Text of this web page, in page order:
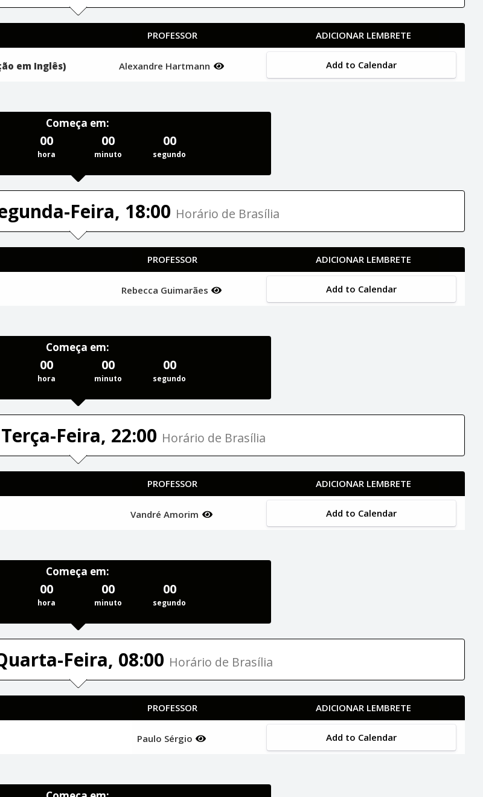
PROFESSOR ADICIONAR LEMBRETE
em Inglês) Alexandre Hartmann Add to Calendar
Começa em:
00
hora
00
minuto
00
segundo
Feira, 18:00 Horário de Brasília
PROFESSOR ADICIONAR LEMBRETE
Rebecca Guimarães Add to Calendar
Começa em:
00
hora
00
minuto
00
segundo
Feira, 22:00 Horário de Brasília
PROFESSOR ADICIONAR LEMBRETE
Vandré Amorim Add to Calendar
Começa em:
00
hora
00
minuto
00
segundo
Feira, 08:00 Horário de Brasília
PROFESSOR ADICIONAR LEMBRETE
Paulo Sérgio Add to Calendar